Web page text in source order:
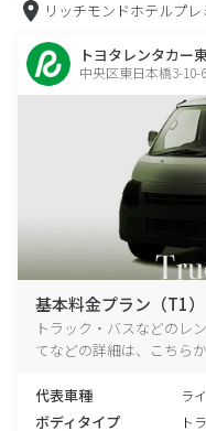
リッチモンドホテルプ
トヨタレンタカー
中央区東日本橋3-10-6
基本料金プラン（T1）
トラック・バスなどのレ
てなどの詳細は、こちら
代表車種 ラ
ボディタイプ ト